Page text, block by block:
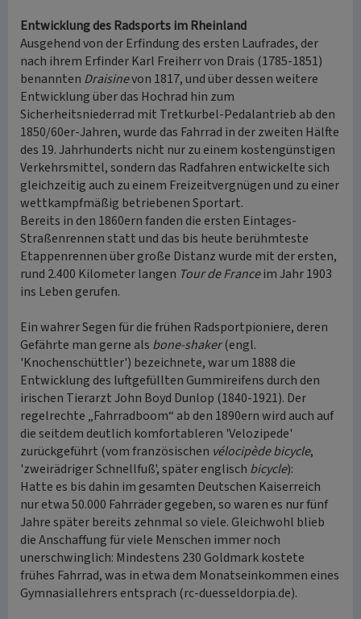
Entwicklung des Radsports im Rheinland
Ausgehend von der Erfindung des ersten Laufrades, der
nach ihrem Erfinder Karl Freiherr von Drais (1785-1851)
benannten Draisinevon 1817, und über dessen weitere
Entwicklung über das Hochrad hin zum
Sicherheitsniederrad mit Tretkurbel-Pedalantrieb ab den
1850/60er-Jahren, wurde das Fahrrad in der zweiten Hälfte
des 19. Jahrhunderts nicht nur zu einem kostengünstigen
Verkehrsmittel, sondern das Radfahren entwickelte sich
gleichzeitig auch zu einem Freizeitvergnügen und zu einer
wettkampfmäßig betriebenen Sportart.
Bereits in den 1860ern fanden die ersten Eintages-
Straßenrennen statt und das bis heute berühmteste
Etappenrennen über große Distanz wurde mit der ersten,
rund 2.400 Kilometer langen Tour de Franceim Jahr 1903
ins Leben gerufen.
Ein wahrer Segen für die frühen Radsportpioniere, deren
Gefährte man gerne als bone-shaker(engl.
'Knochenschüttler') bezeichnete, war um 1888 die
Entwicklung des luftgefüllten Gummireifens durch den
irischen Tierarzt John Boyd Dunlop (1840-1921). Der
regelrechte „Fahrradboom“ ab den 1890ern wird auch auf
die seitdem deutlich komfortableren 'Velozipede'
zurückgeführt (vom französischen vélocipède bicycle,
'zweirädriger Schnellfuß', später englisch bicycle):
Hatte es bis dahin im gesamten Deutschen Kaiserreich
nur etwa 50.000 Fahrräder gegeben, so waren es nur fünf
Jahre später bereits zehnmal so viele. Gleichwohl blieb
die Anschaffung für viele Menschen immer noch
unerschwinglich: Mindestens 230 Goldmark kostete
frühes Fahrrad, was in etwa dem Monatseinkommen eines
Gymnasiallehrers entsprach (rc-duesseldorpia.de).